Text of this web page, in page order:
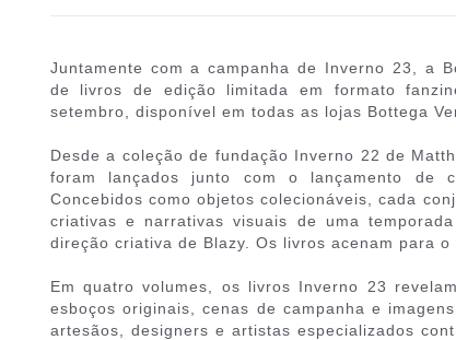
Juntamente com a campanha de Inverno 23, a
de livros de edição limitada em formato
setembro, disponível em todas as lojas Bottega
Desde a coleção de fundação Inverno 22 de
foram lançados junto com o lançamento de
Concebidos como objetos colecionáveis, cada
criativas e narrativas visuais de uma
direção criativa de Blazy. Os livros acenam para o
Em quatro volumes, os livros Inverno 23
esboços originais, cenas de campanha e
artesãos, designers e artistas especializados